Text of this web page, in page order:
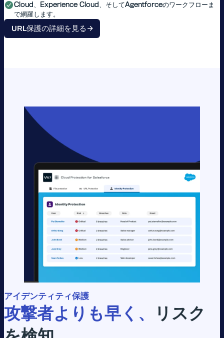
Cloud、Experience Cloud、そしてAgentforceのワークフローま
で網羅します。
URL保護の詳細を見る
アイデンティティ保護
攻撃者よりも早く、
リスク